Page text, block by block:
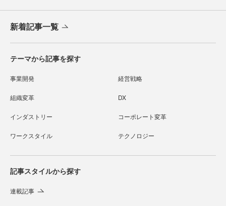
新着記事一覧
テーマから記事を探す
事業開発 経営戦略
組織変革 DX
インダストリー コーポレート変革
ワークスタイル テクノロジー
記事スタイルから探す
連載記事